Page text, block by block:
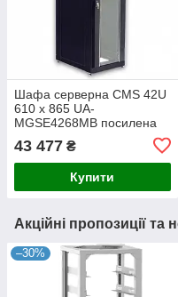
Шафа серверна CMS 42U
610 х 865 UA-
MGSE4268MB посилена
обладнання
43 477 ₴
Купити
Акційні пропозиції та
–30%